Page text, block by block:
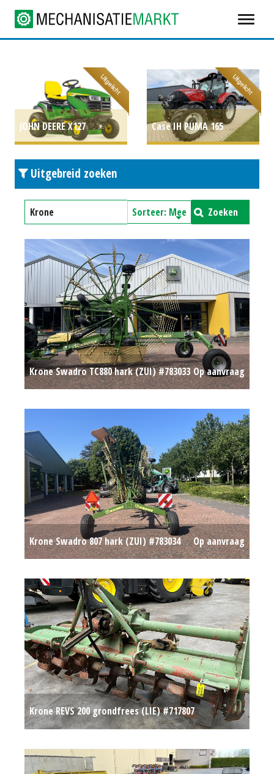
JOHN DEERE X127
#781520
P.O.A.
Uitgelicht
Case IH PUMA 165
Uitgelicht
Uitgebreid zoeken
Zoeken
Krone Swadro TC880 hark (ZUI) #783033 Op aanvraag
Krone Swadro 807 hark (ZUI) #783034 Op aanvraag
Krone REVS 200 grondfrees (LIE) #717807